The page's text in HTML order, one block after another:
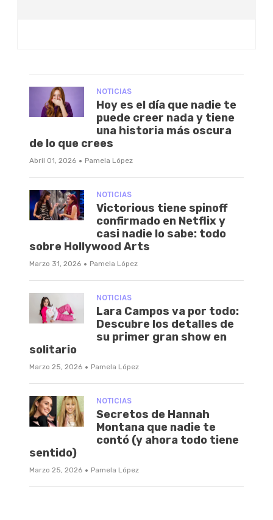
NOTICIAS
Hoy es el día que nadie te
puede creer nada y tiene
una historia más oscura
de lo que crees
Abril 01, 2026 · Pamela López
NOTICIAS
Victorious tiene spinoff
confirmado en Netflix y
casi nadie lo sabe: todo
sobre Hollywood Arts
Marzo 31, 2026 · Pamela López
NOTICIAS
Lara Campos va por todo:
Descubre los detalles de
su primer gran show en
solitario
Marzo 25, 2026 · Pamela López
NOTICIAS
Secretos de Hannah
Montana que nadie te
contó (y ahora todo tiene
sentido)
Marzo 25, 2026 · Pamela López